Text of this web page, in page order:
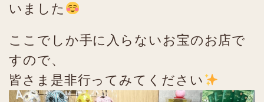
いました
ここでしか手に入らないお宝のお店で
すので、
皆さま是非行ってみてください